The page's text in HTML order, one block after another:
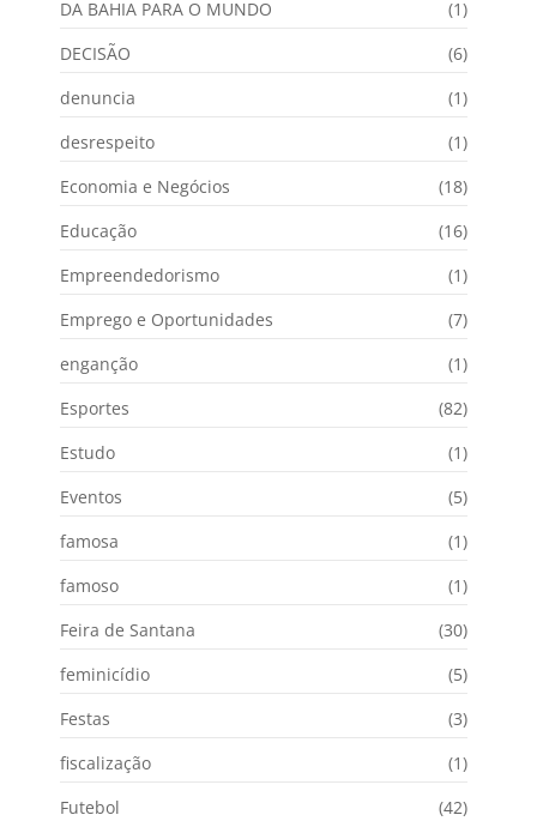
DA BAHIA PARA O MUNDO
(1)
DECISÃO
(6)
denuncia
(1)
desrespeito
(1)
Economia e Negócios
(18)
Educação
(16)
Empreendedorismo
(1)
Emprego e Oportunidades
(7)
enganção
(1)
Esportes
(82)
Estudo
(1)
Eventos
(5)
famosa
(1)
famoso
(1)
Feira de Santana
(30)
feminicídio
(5)
Festas
(3)
fiscalização
(1)
Futebol
(42)